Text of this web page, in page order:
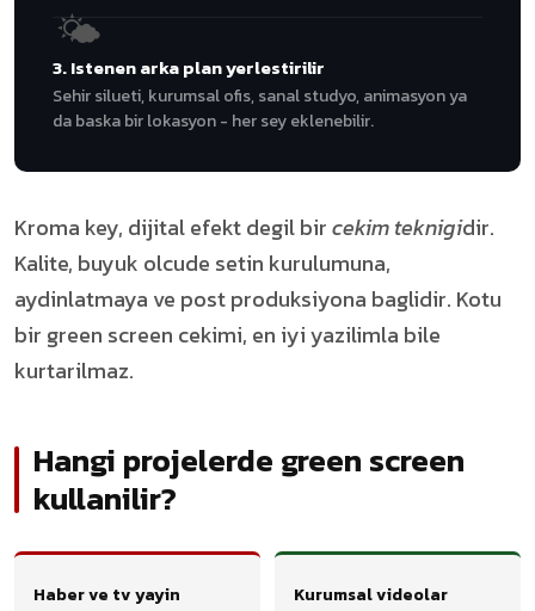
🌤
3. Istenen arka plan yerlestirilir
Sehir silueti, kurumsal ofis, sanal studyo, animasyon ya
da baska bir lokasyon - her sey eklenebilir.
Kroma key, dijital efekt degil bircekim teknigidir.
Kalite, buyuk olcude setin kurulumuna,
aydinlatmaya ve post produksiyona baglidir. Kotu
bir green screen cekimi, en iyi yazilimla bile
kurtarilmaz.
Hangi projelerde green screen
kullanilir?
Haber ve tv yayin Kurumsal videolar